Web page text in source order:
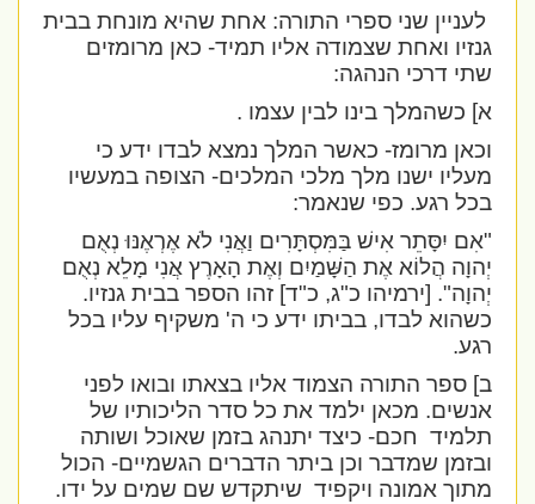
לעניין שני ספרי התורה: אחת שהיא מונחת בבית
גנזיו ואחת שצמודה אליו תמיד- כאן מרומזים
שתי דרכי הנהגה:
א] כשהמלך בינו לבין עצמו .
וכאן מרומז- כאשר המלך נמצא לבדו ידע כי
מעליו ישנו מלך מלכי המלכים- הצופה במעשיו
בכל רגע. כפי שנאמר:
"אִם יִסָּתֵר אִישׁ בַּמִּסְתָּרִים וַאֲנִי לֹא אֶרְאֶנּוּ נְאֻם
יְהוָה הֲלוֹא אֶת הַשָּׁמַיִם וְאֶת הָאָרֶץ אֲנִי מָלֵא נְאֻם
יְהוָה".[ירמיהו כ"ג, כ"ד] זהו הספר בבית גנזיו.
כשהוא לבדו, בביתו ידע כי ה' משקיף עליו בכל
רגע.
ב] ספר התורה הצמוד אליו בצאתו ובואו לפני
אנשים. מכאן ילמד את כל סדר הליכותיו של
תלמיד חכם- כיצד יתנהג בזמן שאוכל ושותה
ובזמן שמדבר וכן ביתר הדברים הגשמיים- הכול
מתוך אמונה ויקפיד שיתקדש שם שמים על ידו.